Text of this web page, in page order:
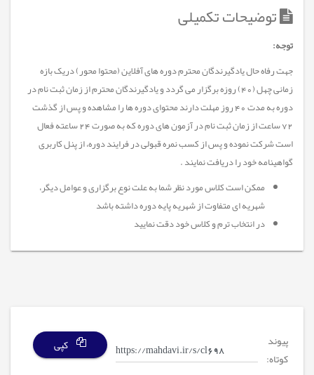
توضیحات تکمیلی
توجه:
جهت رفاه حال یادگیرندگان محترم دوره های آفلاین (محتوا محور) دریک بازه
زمانی چهل (40) روزه برگزار می گردد و یادگیرندگان محترم از زمان ثبت نام در
دوره به مدت 40 روز مهلت دارند محتوای دوره ها را مشاهده و پس از گذشت
72 ساعت از زمان ثبت نام در آزمون های دوره که به صورت 24 ساعته فعال
است شرکت نموده و پس از کسب نمره قبولی در فرایند دوره، از پنل کاربری
گواهینامه خود را دریافت نمایند .
ممکن است کلاس مورد نظر شما به علت نوع برگزاری و عوامل دیگر،
شهریه ای متفاوت از شهریه پایه دوره داشته باشد
در انتخاب ترم و کلاس خود دقت نمایید
پیوند
کوتاه:
کپی